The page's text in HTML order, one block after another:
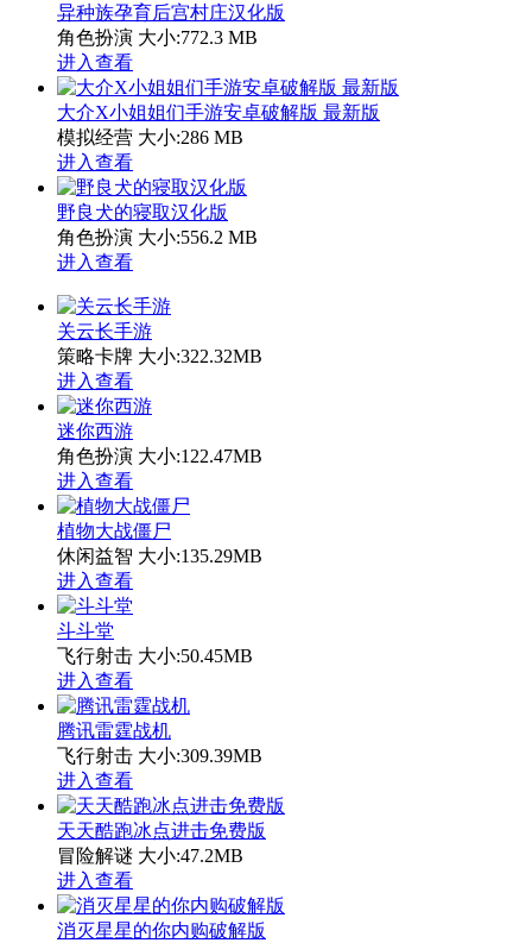
异种族孕育后宫村庄汉化版
角色扮演 大小:772.3 MB
进入查看
大介X小姐姐们手游安卓破解版 最新版
模拟经营 大小:286 MB
进入查看
野良犬的寝取汉化版
角色扮演 大小:556.2 MB
进入查看
关云长手游
策略卡牌 大小:322.32MB
进入查看
迷你西游
角色扮演 大小:122.47MB
进入查看
植物大战僵尸
休闲益智 大小:135.29MB
进入查看
斗斗堂
飞行射击 大小:50.45MB
进入查看
腾讯雷霆战机
飞行射击 大小:309.39MB
进入查看
天天酷跑冰点进击免费版
冒险解谜 大小:47.2MB
进入查看
消灭星星的你内购破解版